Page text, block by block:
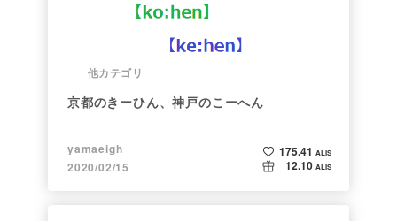
他カテゴリ
京都のきーひん、神戸のこーへん
yamaeigh
2020/02/15
175.41 ALIS
12.10 ALIS